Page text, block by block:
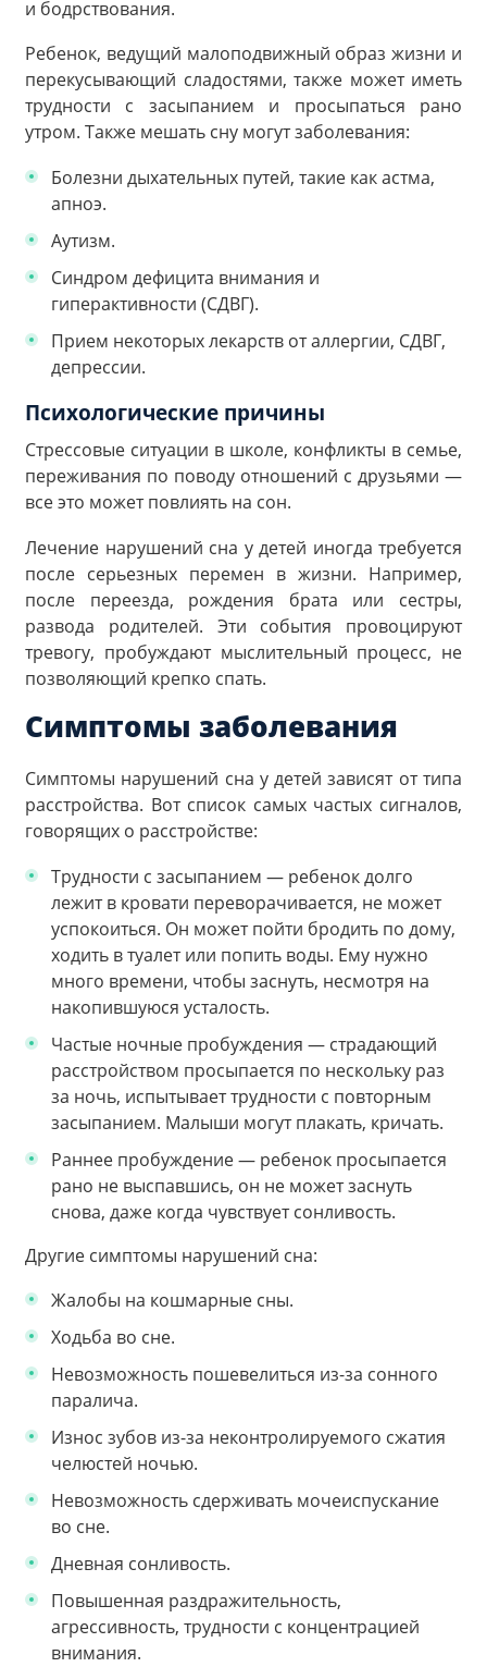
и бодрствования.
Ребенок, ведущий малоподвижный образ жизни и
перекусывающий сладостями, также может иметь
трудности с засыпанием и просыпаться рано
утром. Также мешать сну могут заболевания:
Болезни дыхательных путей, такие как астма,
апноэ.
Аутизм.
Синдром дефицита внимания и
гиперактивности (СДВГ).
Прием некоторых лекарств от аллергии, СДВГ,
депрессии.
Психологические причины
Стрессовые ситуации в школе, конфликты в семье,
переживания по поводу отношений с друзьями —
все это может повлиять на сон.
Лечение нарушений сна у детей иногда требуется
после серьезных перемен в жизни. Например,
после переезда, рождения брата или сестры,
развода родителей. Эти события провоцируют
тревогу, пробуждают мыслительный процесс, не
позволяющий крепко спать.
Симптомы заболевания
Симптомы нарушений сна у детей зависят от типа
расстройства. Вот список самых частых сигналов,
говорящих о расстройстве:
Трудности с засыпанием — ребенок долго
лежит в кровати переворачивается, не может
успокоиться. Он может пойти бродить по дому,
ходить в туалет или попить воды. Ему нужно
много времени, чтобы заснуть, несмотря на
накопившуюся усталость.
Частые ночные пробуждения — страдающий
расстройством просыпается по нескольку раз
за ночь, испытывает трудности с повторным
засыпанием. Малыши могут плакать, кричать.
Раннее пробуждение — ребенок просыпается
рано не выспавшись, он не может заснуть
снова, даже когда чувствует сонливость.
Другие симптомы нарушений сна:
Жалобы на кошмарные сны.
Ходьба во сне.
Невозможность пошевелиться из-за сонного
паралича.
Износ зубов из-за неконтролируемого сжатия
челюстей ночью.
Невозможность сдерживать мочеиспускание
во сне.
Дневная сонливость.
Повышенная раздражительность,
агрессивность, трудности с концентрацией
внимания.